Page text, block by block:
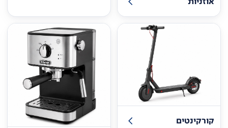
קורקינטים